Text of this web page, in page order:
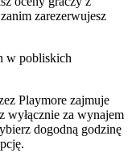
zarezerwujesz
w pobliskich
Playmore zajmuje
wyłącznie za wynajem
dogodną godzinę